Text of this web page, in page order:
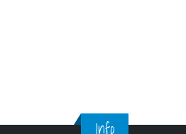
Info